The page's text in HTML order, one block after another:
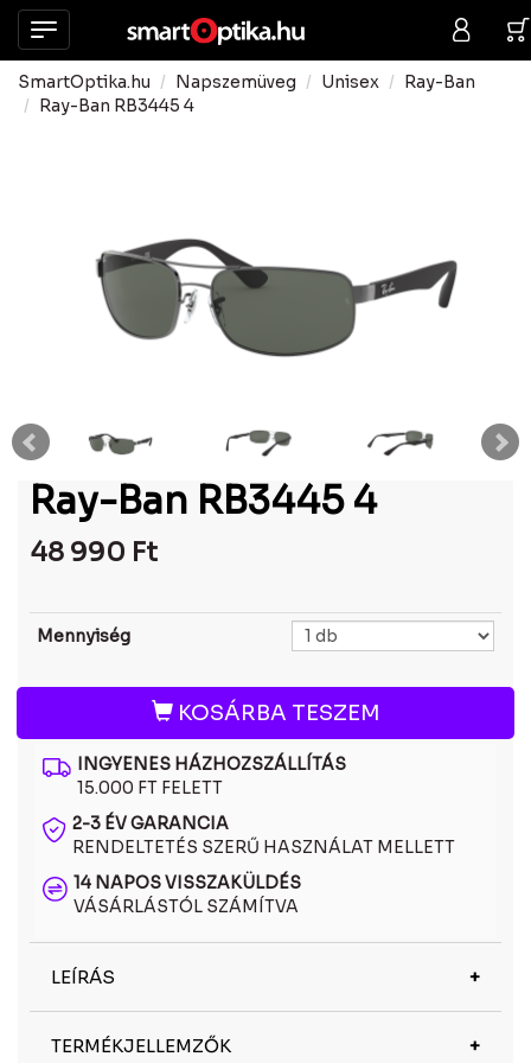
SmartOptika.hu Napszemüveg Unisex
Ray-Ban
Ray-Ban RB3445 4
Ray-Ban RB3445 4
48 990 Ft
Mennyiség
KOSÁRBA TESZEM
INGYENES HÁZHOZSZÁLLÍTÁS
15.000 FT FELETT
2-3 ÉV GARANCIA
RENDELTETÉS SZERŰ HASZNÁLAT MELLETT
14 NAPOS VISSZAKÜLDÉS
VÁSÁRLÁSTÓL SZÁMÍTVA
LEÍRÁS
amerikai stílust és az időtálló dizájnt képviseli, a
TERMÉKJELLEMZŐK